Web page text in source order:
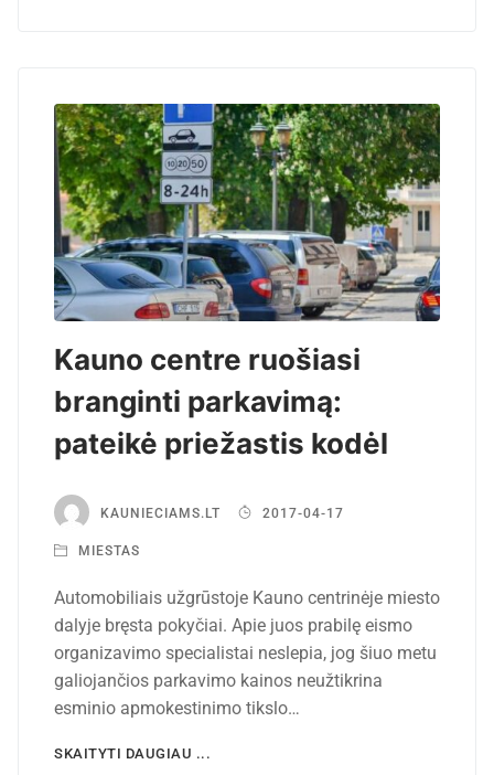
Kauno centre ruošiasi
branginti parkavimą:
pateikė priežastis kodėl
KAUNIECIAMS.LT 2017-04-17
MIESTAS
Automobiliais užgrūstoje Kauno centrinėje miesto
dalyje bręsta pokyčiai. Apie juos prabilę eismo
organizavimo specialistai neslepia, jog šiuo metu
galiojančios parkavimo kainos neužtikrina
esminio apmokestinimo tikslo…
SKAITYTI DAUGIAU ...